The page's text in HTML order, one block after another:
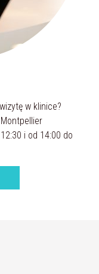
w klinice?
i od 14:00 do